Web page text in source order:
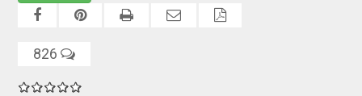
826